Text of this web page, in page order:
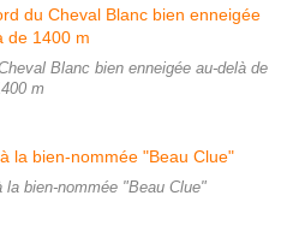
Blanc bien enneigée au-delà de
m
bien-nommée "Beau Clue"